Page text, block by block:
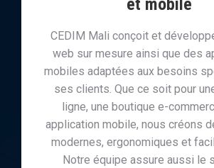
et mobile
CEDIM Mali conçoit et
web sur mesure ainsi que des
mobiles adaptées aux besoins
ses clients. Que ce soit pour
ligne, une boutique e-
application mobile, nous créons
modernes, ergonomiques et
Notre équipe assure aussi le